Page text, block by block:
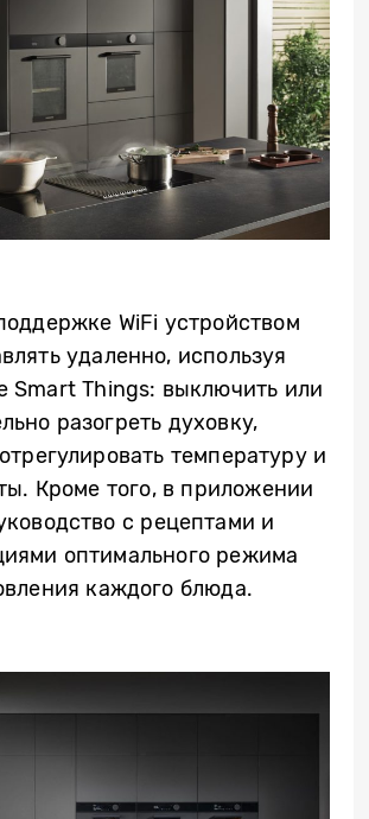
WiFi устройством
удаленно, используя
Smart Things: выключить или
разогреть духовку,
температуру и
Кроме того, в приложении
с рецептами и
оптимального режима
каждого блюда.